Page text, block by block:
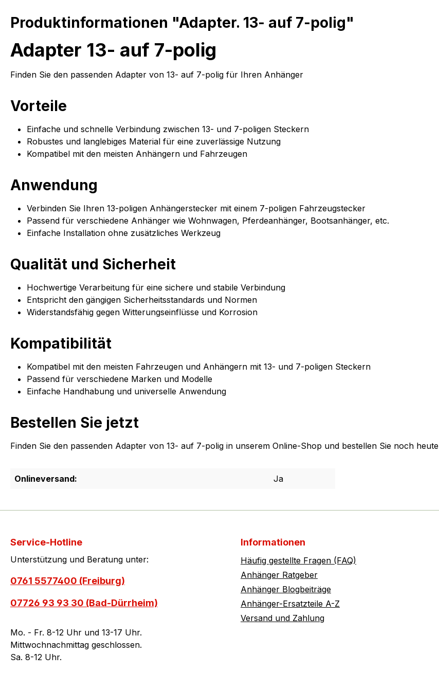
Produktinformationen "Adapter. 13- auf 7-polig"
Adapter 13- auf 7-polig
Finden Sie den passenden Adapter von 13- auf 7-polig für Ihren Anhänger
Vorteile
Einfache und schnelle Verbindung zwischen 13- und 7-poligen Steckern
Robustes und langlebiges Material für eine zuverlässige Nutzung
Kompatibel mit den meisten Anhängern und Fahrzeugen
Anwendung
Verbinden Sie Ihren 13-poligen Anhängerstecker mit einem 7-poligen Fahrzeugstecker
Passend für verschiedene Anhänger wie Wohnwagen, Pferdeanhänger, Bootsanhänger, etc.
Einfache Installation ohne zusätzliches Werkzeug
Qualität und Sicherheit
Hochwertige Verarbeitung für eine sichere und stabile Verbindung
Entspricht den gängigen Sicherheitsstandards und Normen
Widerstandsfähig gegen Witterungseinflüsse und Korrosion
Kompatibilität
Kompatibel mit den meisten Fahrzeugen und Anhängern mit 13- und 7-poligen Steckern
Passend für verschiedene Marken und Modelle
Einfache Handhabung und universelle Anwendung
Bestellen Sie jetzt
Finden Sie den passenden Adapter von 13- auf 7-polig in unserem Online-Shop und bestellen Sie noch heute
Onlineversand: Ja
Service-Hotline
Unterstützung und Beratung unter:
0761 5577400 (Freiburg)
07726 93 93 30 (Bad-Dürrheim)
Mo. - Fr. 8-12 Uhr und 13-17 Uhr.
Mittwochnachmittag geschlossen.
Sa. 8-12 Uhr.
Informationen
Häufig gestellte Fragen (FAQ)
Anhänger Ratgeber
Anhänger Blogbeiträge
Anhänger-Ersatzteile A-Z
Versand und Zahlung